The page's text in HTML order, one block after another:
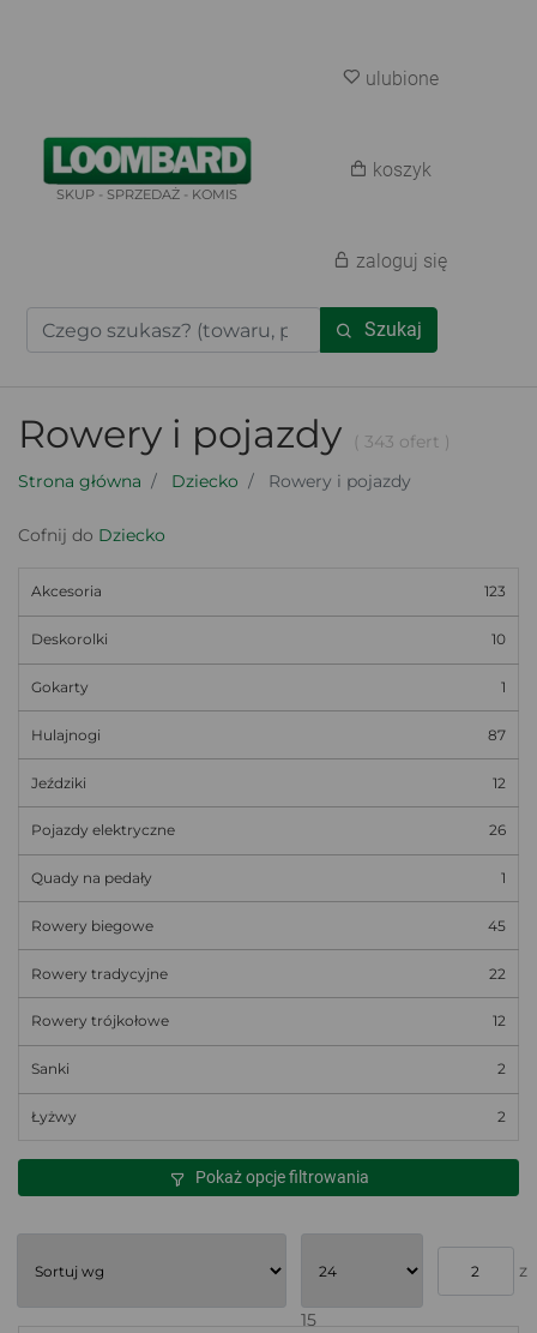
SKUP - SPRZEDAŻ - KOMIS
Szukaj
ulubione
koszyk
zaloguj się
Rowery i pojazdy
( 343 ofert )
Strona główna
Dziecko Rowery i pojazdy
Cofnij do Dziecko
Akcesoria 123
Deskorolki 10
Gokarty 1
Hulajnogi 87
Jeździki 12
Pojazdy elektryczne 26
Quady na pedały 1
Rowery biegowe 45
Rowery tradycyjne 22
Rowery trójkołowe 12
Sanki 2
Łyżwy 2
Pokaż opcje filtrowania
15